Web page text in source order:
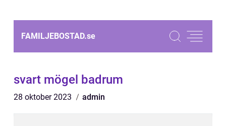
FAMILJEBOSTAD.se
svart mögel badrum
28 oktober 2023 admin